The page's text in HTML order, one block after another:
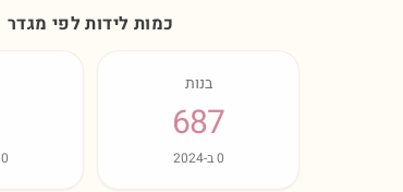
כמות לידות לפי מגדר
בנות
687
0ב-2024
0